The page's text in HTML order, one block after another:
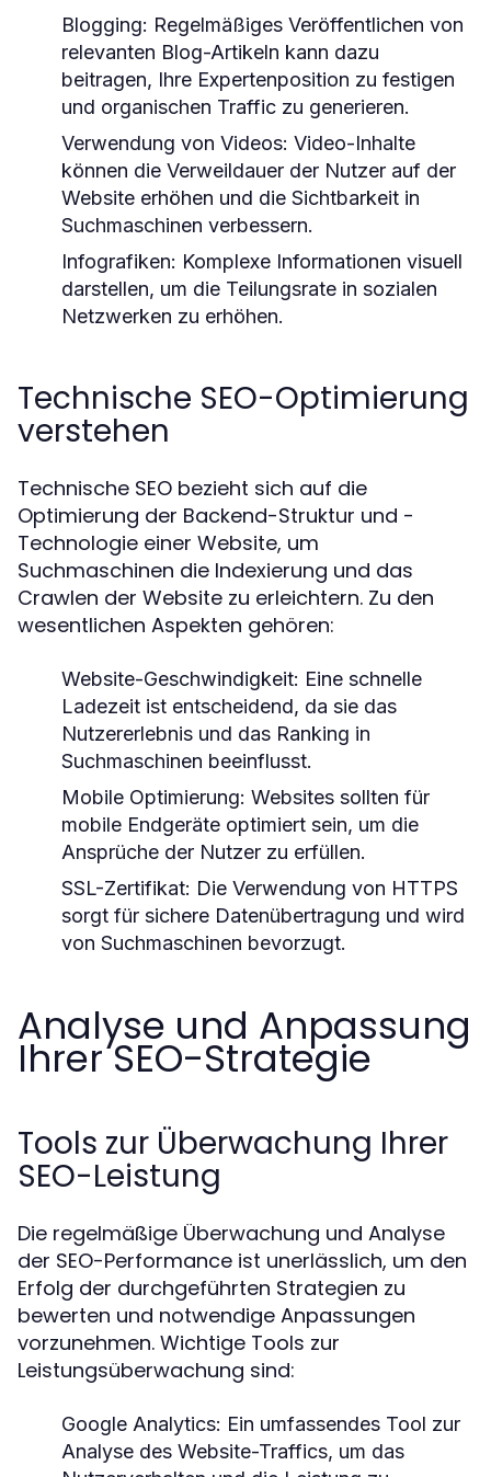
Blogging: Regelmäßiges Veröffentlichen von
relevanten Blog-Artikeln kann dazu
beitragen, Ihre Expertenposition zu festigen
und organischen Traffic zu generieren.
Verwendung von Videos: Video-Inhalte
können die Verweildauer der Nutzer auf der
Website erhöhen und die Sichtbarkeit in
Suchmaschinen verbessern.
Infografiken: Komplexe Informationen visuell
darstellen, um die Teilungsrate in sozialen
Netzwerken zu erhöhen.
Technische SEO-Optimierung
verstehen
Technische SEO bezieht sich auf die
Optimierung der Backend-Struktur und -
Technologie einer Website, um
Suchmaschinen die Indexierung und das
Crawlen der Website zu erleichtern. Zu den
wesentlichen Aspekten gehören:
Website-Geschwindigkeit: Eine schnelle
Ladezeit ist entscheidend, da sie das
Nutzererlebnis und das Ranking in
Suchmaschinen beeinflusst.
Mobile Optimierung: Websites sollten für
mobile Endgeräte optimiert sein, um die
Ansprüche der Nutzer zu erfüllen.
SSL-Zertifikat: Die Verwendung von HTTPS
sorgt für sichere Datenübertragung und wird
von Suchmaschinen bevorzugt.
Analyse und Anpassung
Ihrer SEO-Strategie
Tools zur Überwachung Ihrer
SEO-Leistung
Die regelmäßige Überwachung und Analyse
der SEO-Performance ist unerlässlich, um den
Erfolg der durchgeführten Strategien zu
bewerten und notwendige Anpassungen
vorzunehmen. Wichtige Tools zur
Leistungsüberwachung sind:
Google Analytics: Ein umfassendes Tool zur
Analyse des Website-Traffics, um das